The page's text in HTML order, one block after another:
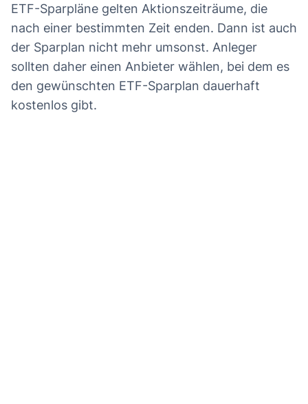
ETF-Sparpläne gelten Aktionszeiträume, die
nach einer bestimmten Zeit enden. Dann ist auch
der Sparplan nicht mehr umsonst. Anleger
sollten daher einen Anbieter wählen, bei dem es
den gewünschten ETF-Sparplan dauerhaft
kostenlos gibt.